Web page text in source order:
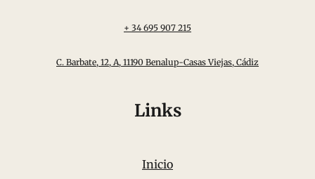
+ 34 695 907 215
C. Barbate, 12, A, 11190 Benalup-Casas Viejas, Cádiz
Links
Inicio